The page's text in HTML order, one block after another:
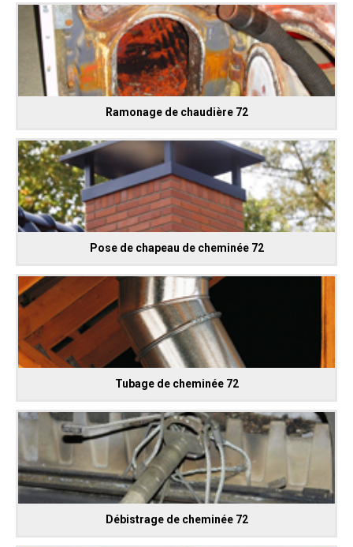
Ramonage de chaudière 72
Pose de chapeau de cheminée 72
Tubage de cheminée 72
Débistrage de cheminée 72